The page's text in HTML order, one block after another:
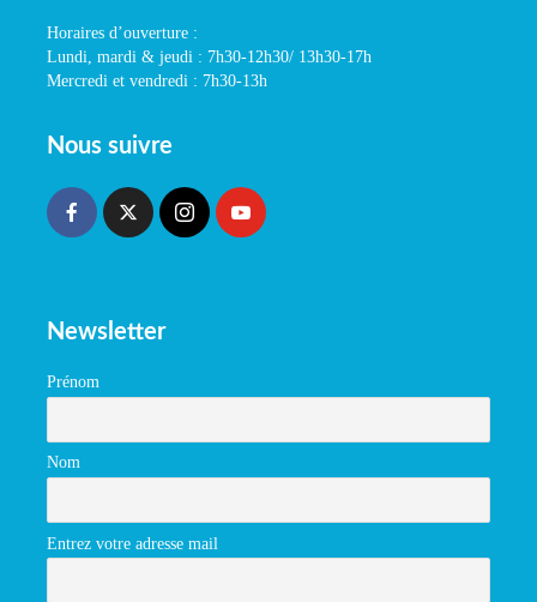
Horaires d’ouverture :
Lundi, mardi & jeudi : 7h30-12h30/ 13h30-17h
Mercredi et vendredi : 7h30-13h
Nous suivre
Newsletter
Prénom
Nom
Entrez votre adresse mail